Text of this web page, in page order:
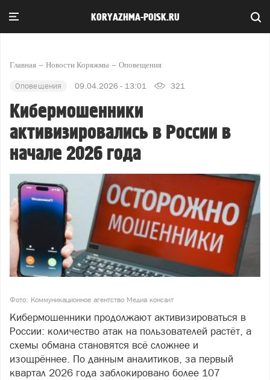
KORYAZHMA-POISK.RU
Главная Новости Коряжмы Оповещения
Оповещения 09.04.2026 - 13:01 321
Кибермошенники
активизировались в России в
начале 2026 года
Фото: Коммуникационное агентство Медиа консалт
Кибермошенники продолжают активизироваться в
России: количество атак на пользователей растёт, а
схемы обмана становятся всё сложнее и
изощрённее. По данным аналитиков, за первый
квартал 2026 года заблокировано более 107